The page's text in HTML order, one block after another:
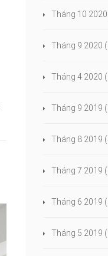
Tháng 10 2020
Tháng 9 2020
Tháng 4 2020
Tháng 9 2019
Tháng 8 2019
Tháng 7 2019
Tháng 6 2019
Tháng 5 2019